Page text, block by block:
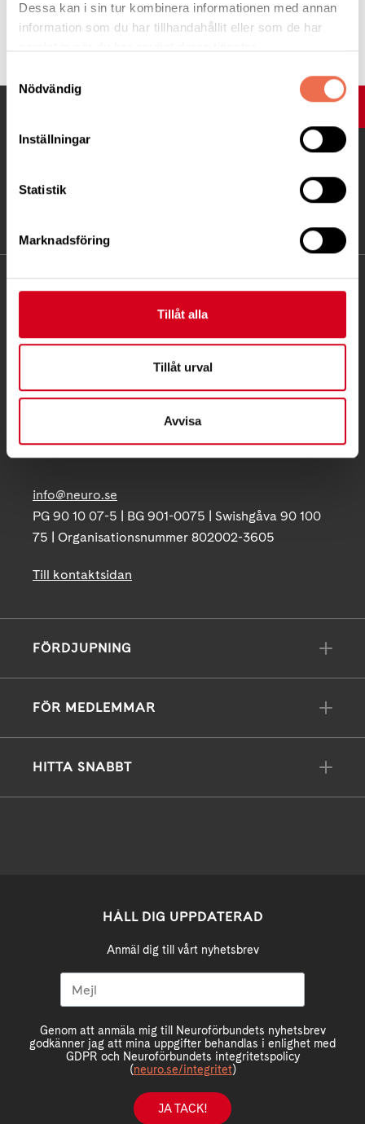
Dessa kan i sin tur kombinera informationen med annan
information som du har tillhandahållit eller som de har
Nödvändig
Inställningar
Statistik
Marknadsföring
Tillåt alla
Tillåt urval
Avvisa
Tipsa
UPP
KONTAKT
Ågatan 12 C, 172 62 Sundbyberg
08-677 70 10
info@neuro.se
PG 90 10 07-5 | BG 901-0075 | Swishgåva 90 100
75 | Organisationsnummer 802002-3605
Till kontaktsidan
FÖRDJUPNING
FÖR MEDLEMMAR
HITTA SNABBT
HÅLL DIG UPPDATERAD
Anmäl dig till vårt nyhetsbrev
Genom att anmäla mig till Neuroförbundets nyhetsbrev
godkänner jag att mina uppgifter behandlas i enlighet med
GDPR och Neuroförbundets integritetspolicy
(neuro.se/integritet)
JA TACK!